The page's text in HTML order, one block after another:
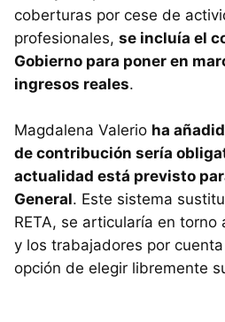
coberturas por cese de
profesionales, se incluía el
Gobierno para poner en
ingresos reales.
Magdalena Valerio ha
de contribución sería
actualidad está previsto
General. Este sistema
RETA, se articularía en torno
y los trabajadores por
opción de elegir libremente